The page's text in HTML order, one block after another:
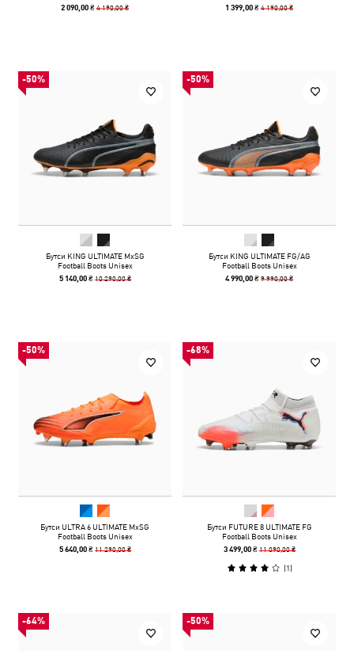
2 090,00 ₴4 190,00 ₴ 1 399,00 ₴4 190,00 ₴
-50%
Бутси KING ULTIMATE MxSG
Football Boots Unisex
5 140,00 ₴ 10 290,00 ₴
-50%
Бутси KING ULTIMATE FG/AG
Football Boots Unisex
4 990,00 ₴9 990,00 ₴
-50%
Бутси ULTRA 6 ULTIMATE MxSG
Football Boots Unisex
5 640,00 ₴ 11 290,00 ₴
-68%
Бутси FUTURE 8 ULTIMATE FG
Football Boots Unisex
3 499,00 ₴ 11 090,00 ₴
(1)
-64% -50%